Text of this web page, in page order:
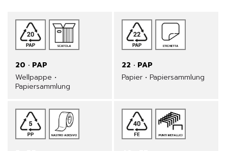
20 · PAP
Wellpappe •
Papiersammlung
22 · PAP
Papier • Papiersammlung